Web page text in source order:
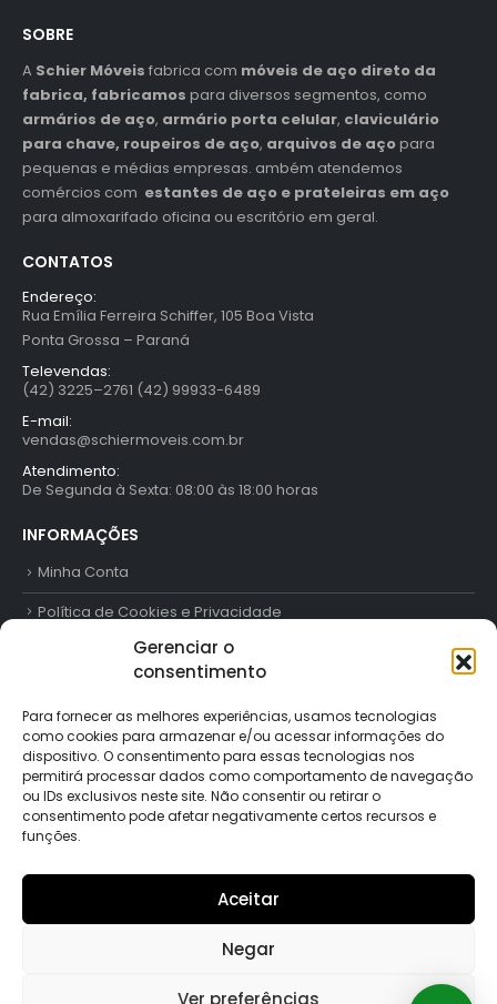
Gerenciar o
consentimento
Para fornecer as melhores experiências, usamos tecnologias
como cookies para armazenar e/ou acessar informações do
dispositivo. O consentimento para essas tecnologias nos
permitirá processar dados como comportamento de navegação
ou IDs exclusivos neste site. Não consentir ou retirar o
consentimento pode afetar negativamente certos recursos e
funções.
Aceitar
Negar
Ver preferências
SOBRE
A Schier Móveis fabrica com móveis de aço direto da
fabrica, fabricamos para diversos segmentos, como
armários de aço, armário porta celular, claviculário
para chave, roupeiros de aço, arquivos de açopara
pequenas e médias empresas. ambém atendemos
comércios com estantes de aço e prateleiras em aço
para almoxarifado oficina ou escritório em geral.
CONTATOS
Endereço:
Rua Emília Ferreira Schiffer, 105 Boa Vista
Ponta Grossa – Paraná
Televendas:
(42) 3225–2761 (42) 99933-6489
E-mail:
vendas@schiermoveis.com.br
Atendimento:
De Segunda à Sexta: 08:00 às 18:00 horas
INFORMAÇÕES
Minha Conta
Política de Cookies e Privacidade
Trabalhe Conosco
FORMAS DE PAGAMENTO
SIGA-NOS